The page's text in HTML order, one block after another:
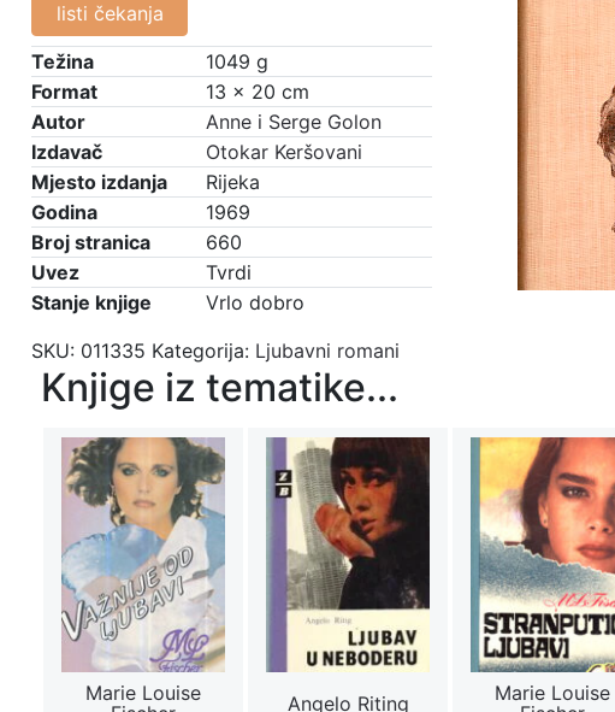
listi čekanja
Težina
1049 g
Format
13 × 20 cm
Autor
Anne i Serge Golon
Izdavač
Otokar Keršovani
Mjesto izdanja
Rijeka
Godina
1969
Broj stranica
660
Uvez
Tvrdi
Stanje knjige
Vrlo dobro
SKU: 011335 Kategorija: Ljubavni romani
Knjige iz tematike...
Marie Louise
Angelo Riting
Marie Louise